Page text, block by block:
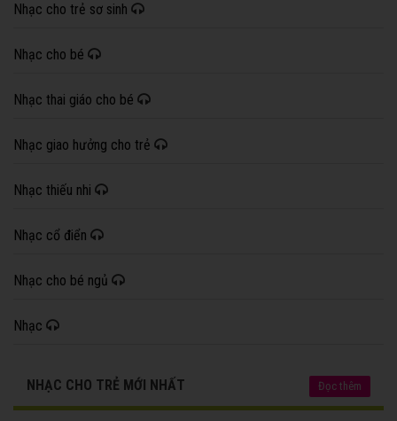
Nhạc cho trẻ sơ sinh
Nhạc cho bé
Nhạc thai giáo cho bé
Nhạc giao hưởng cho trẻ
Nhạc thiếu nhi
Nhạc cổ điển
Nhạc cho bé ngủ
Nhạc
NHẠC CHO TRẺ MỚI NHẤT Đọc thêm